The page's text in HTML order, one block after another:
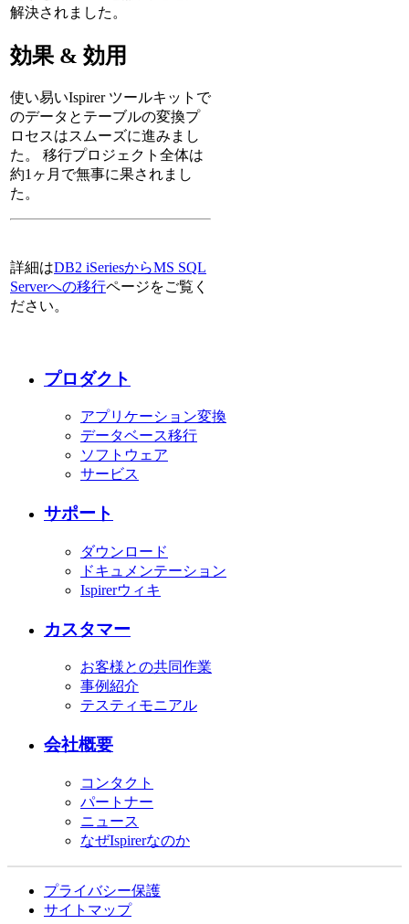
解決されました。
効果 & 効用
使い易いIspirer ツールキットで
のデータとテーブルの変換プ
ロセスはスムーズに進みまし
た。 移行プロジェクト全体は
約1ヶ月で無事に果されまし
た。
詳細はDB2 iSeriesからMS SQL
Serverへの移行ページをご覧く
ださい。
プロダクト
アプリケーション変換
データベース移行
ソフトウェア
サービス
サポート
ダウンロード
ドキュメンテーション
Ispirerウィキ
カスタマー
お客様との共同作業
事例紹介
テスティモニアル
会社概要
コンタクト
パートナー
ニュース
なぜIspirerなのか
プライバシー保護
サイトマップ